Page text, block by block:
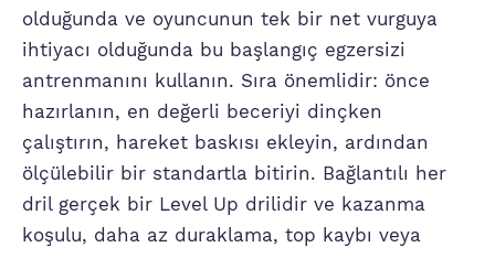
olduğunda ve oyuncunun tek bir net vurguya
ihtiyacı olduğunda bu başlangıç egzersizi
antrenmanını kullanın. Sıra önemlidir: önce
hazırlanın, en değerli beceriyi dinçken
çalıştırın, hareket baskısı ekleyin, ardından
ölçülebilir bir standartla bitirin. Bağlantılı her
dril gerçek bir Level Up drilidir ve kazanma
koşulu, daha az duraklama, top kaybı veya